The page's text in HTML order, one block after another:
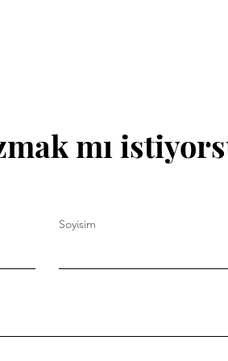
mı
Soyisim